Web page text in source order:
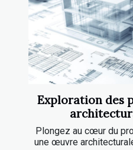
Exploration des
Plongez au cœur du
une œuvre